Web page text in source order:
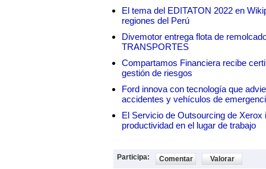
El tema del EDITATON 2022 en
regiones del Perú
Divemotor entrega flota de
TRANSPORTES
Compartamos Financiera recibe
gestión de riesgos
Ford innova con tecnología que
accidentes y vehículos de
El Servicio de Outsourcing de
productividad en el lugar de trabajo
Participa: Comentar Valorar